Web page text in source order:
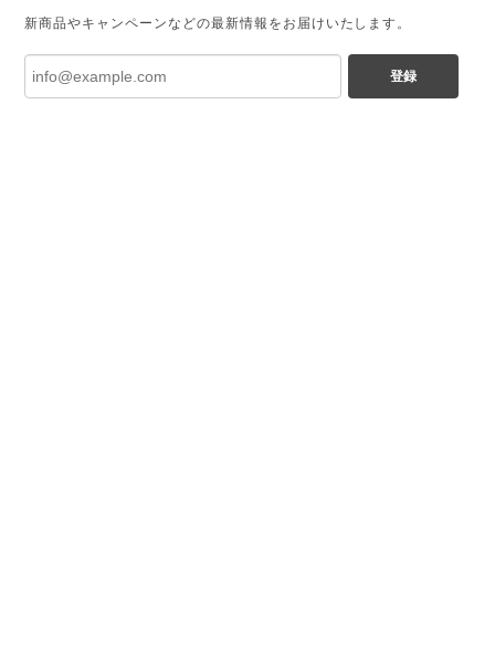
新商品やキャンペーンなどの最新情報をお届けいたします。
登録